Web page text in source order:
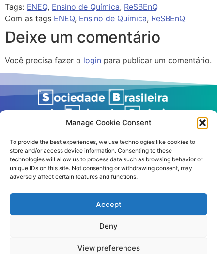
Manage Cookie Consent
To provide the best experiences, we use technologies like cookies to
store and/or access device information. Consenting to these
technologies will allow us to process data such as browsing behavior or
unique IDs on this site. Not consenting or withdrawing consent, may
adversely affect certain features and functions.
Accept
Deny
View preferences
Tags: ENEQ, Ensino de Química, ReSBEnQ
Com as tags ENEQ, Ensino de Química, ReSBEnQ
Deixe um comentário
Você precisa fazer o login para publicar um comentário.
© 2026 – All rights reserved
Política de cookies